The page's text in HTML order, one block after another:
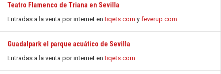
Teatro Flamenco de Triana en Sevilla
Entradas a la venta por internet entiqets.com y feverup.com
Guadalpark el parque acuático de Sevilla
Entradas a la venta por internet entiqets.com